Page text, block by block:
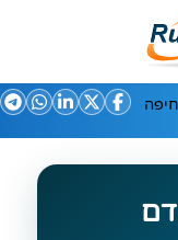
חיפה